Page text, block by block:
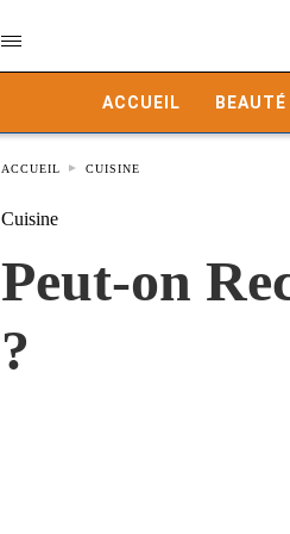
ACCUEIL
ACCUEIL CUISINE
Cuisine
Peut-on
?